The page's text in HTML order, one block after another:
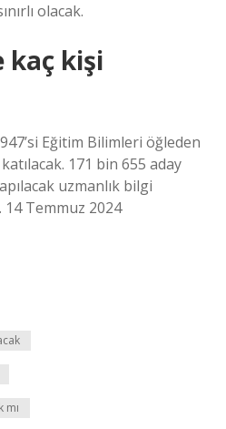
olacak.
kaç kişi
Eğitim Bilimleri öğleden
171 bin 655 aday
uzmanlık bilgi
14 Temmuz 2024
mı